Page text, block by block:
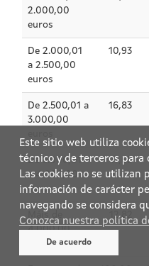
Este sitio web utiliza
técnico y de terceros para
Las cookies no se utilizan
información de carácter
navegando se considera
Conozca nuestra política
De acuerdo